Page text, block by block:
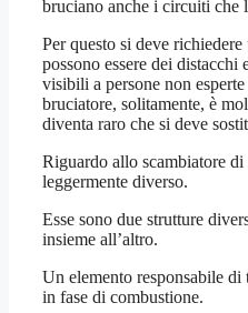
bruciano anche i circuiti che
Per questo si deve
possono essere dei
visibili a persone non
bruciatore, solitamente, è
diventa raro che si deve
Riguardo allo scambiatore
leggermente diverso.
Esse sono due strutture
insieme all’altro.
Un elemento responsabile di
in fase di combustione.